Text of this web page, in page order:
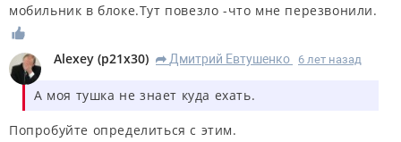
мобильник в блоке.Тут повезло -что мне перезвонили.
Alexey (p21x30) R Дмитрий Евтушенко 6 лет назад
А моя тушка не знает куда ехать.
Попробуйте определиться с этим.